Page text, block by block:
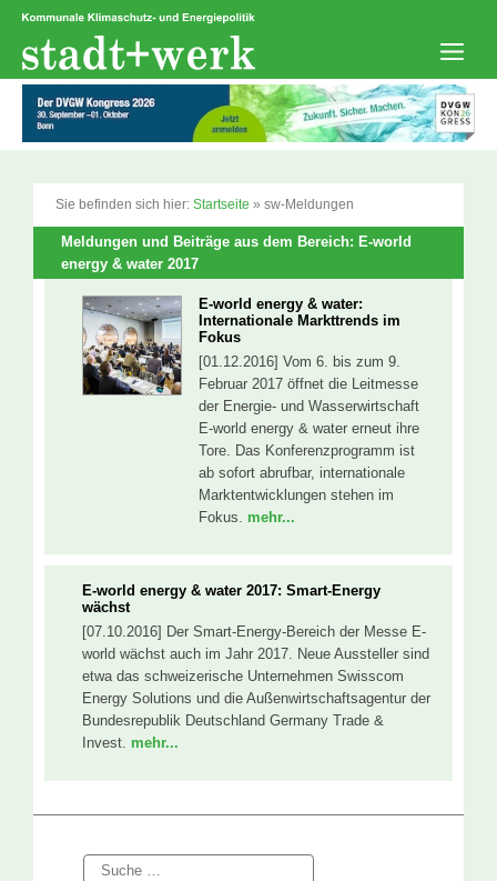
Zum
springen
Sie befinden sich hier: Startseite » sw-Meldungen
Meldungen und Beiträge aus dem Bereich: E-world
energy & water 2017
E-world energy & water:
Internationale Markttrends im
Fokus
[01.12.2016] Vom 6. bis zum 9.
Februar 2017 öffnet die Leitmesse
der Energie- und Wasserwirtschaft
E-world energy & water erneut ihre
Tore. Das Konferenzprogramm ist
ab sofort abrufbar, internationale
Marktentwicklungen stehen im
Fokus. mehr...
E-world energy & water 2017: Smart-Energy
wächst
[07.10.2016] Der Smart-Energy-Bereich der Messe E-
world wächst auch im Jahr 2017. Neue Aussteller sind
etwa das schweizerische Unternehmen Swisscom
Energy Solutions und die Außenwirtschaftsagentur der
Bundesrepublik Deutschland Germany Trade &
Invest. mehr...
Suche